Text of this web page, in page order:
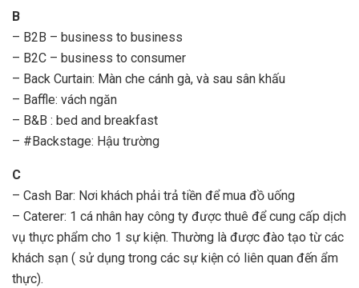
B
– B2B – business to business
– B2C – business to consumer
– Back Curtain: Màn che cánh gà, và sau sân khấu
– Baffle: vách ngăn
– B&B : bed and breakfast
– #Backstage: Hậu trường
C
– Cash Bar: Nơi khách phải trả tiền để mua đồ uống
– Caterer: 1 cá nhân hay công ty được thuê để cung cấp dịch
vụ thực phẩm cho 1 sự kiện. Thường là được đào tạo từ các
khách sạn ( sử dụng trong các sự kiện có liên quan đến ẩm
thực).